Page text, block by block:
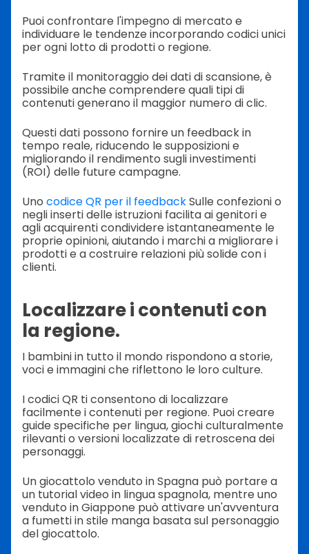
Puoi confrontare l'impegno di mercato e
individuare le tendenze incorporando codici unici
per ogni lotto di prodotti o regione.
Tramite il monitoraggio dei dati di scansione, è
possibile anche comprendere quali tipi di
contenuti generano il maggior numero di clic.
Questi dati possono fornire un feedback in
tempo reale, riducendo le supposizioni e
migliorando il rendimento sugli investimenti
(ROI) delle future campagne.
Uno codice QR per il feedbackSulle confezioni o
negli inserti delle istruzioni facilita ai genitori e
agli acquirenti condividere istantaneamente le
proprie opinioni, aiutando i marchi a migliorare i
prodotti e a costruire relazioni più solide con i
clienti.
Localizzare i contenuti con
la regione.
I bambini in tutto il mondo rispondono a storie,
voci e immagini che riflettono le loro culture.
I codici QR ti consentono di localizzare
facilmente i contenuti per regione. Puoi creare
guide specifiche per lingua, giochi culturalmente
rilevanti o versioni localizzate di retroscena dei
personaggi.
Un giocattolo venduto in Spagna può portare a
un tutorial video in lingua spagnola, mentre uno
venduto in Giappone può attivare un'avventura
a fumetti in stile manga basata sul personaggio
del giocattolo.